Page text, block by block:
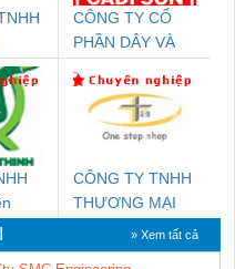
CÔNG TY CỔ
PHẦN DÂY VÀ
THƯỢNG ĐÌNH
CÔNG TY TNHH
THƯƠNG MẠI
THIÊN ÂN VIỆT
NAM
» Xem tất cả